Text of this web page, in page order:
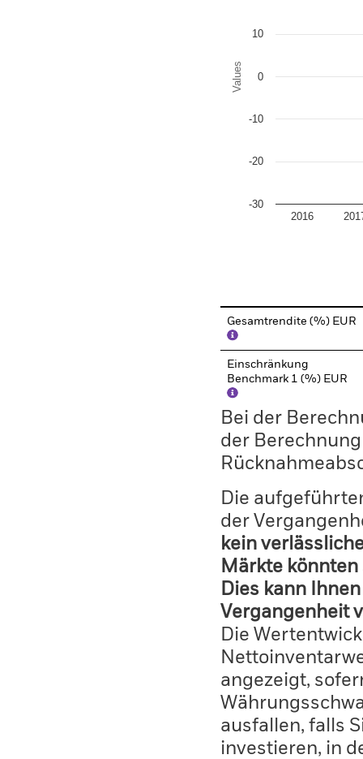
Values
2016
-30
-20
-10
0
10
Gesamtrendite (%) EUR
Einschränkung
Benchmark 1 (%) EUR
Bei der
der
Die
der
kein
Märkte
Dies kann
Vergangenheit
Die
angezeigt,
ausfallen, falls
investieren, in